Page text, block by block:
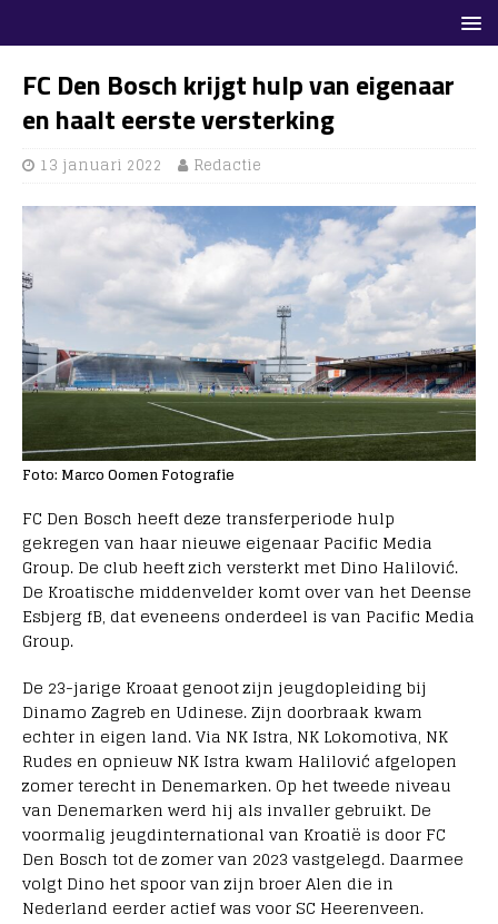
FC Den Bosch krijgt hulp van eigenaar
en haalt eerste versterking
13 januari 2022 Redactie
Foto: Marco Oomen Fotografie
FC Den Bosch heeft deze transferperiode hulp
gekregen van haar nieuwe eigenaar Pacific Media
Group. De club heeft zich versterkt met Dino Halilović.
De Kroatische middenvelder komt over van het Deense
Esbjerg fB, dat eveneens onderdeel is van Pacific Media
Group.
De 23-jarige Kroaat genoot zijn jeugdopleiding bij
Dinamo Zagreb en Udinese. Zijn doorbraak kwam
echter in eigen land. Via NK Istra, NK Lokomotiva, NK
Rudes en opnieuw NK Istra kwam Halilović afgelopen
zomer terecht in Denemarken. Op het tweede niveau
van Denemarken werd hij als invaller gebruikt. De
voormalig jeugdinternational van Kroatië is door FC
Den Bosch tot de zomer van 2023 vastgelegd. Daarmee
volgt Dino het spoor van zijn broer Alen die in
Nederland eerder actief was voor SC Heerenveen.